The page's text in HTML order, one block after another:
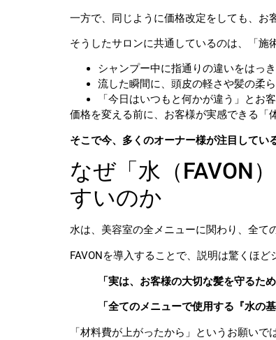
一方で、同じように価格改定をしても、お
そうしたサロンに共通しているのは、「施
シャンプー中に指通りの違いをはっ
流した瞬間に、頭皮の軽さや髪の柔
「今日はいつもと何かが違う」とお
価格を変える前に、お客様が実感できる「
そこで今、多くのオーナー様が注目してい
なぜ「水（FAVON
すいのか
水は、美容室の全メニューに関わり、全て
FAVONを導入することで、説明は驚くほど
「実は、お客様の大切な髪を守るた
「全てのメニューで使用する『水の
「材料費が上がったから」というお願い